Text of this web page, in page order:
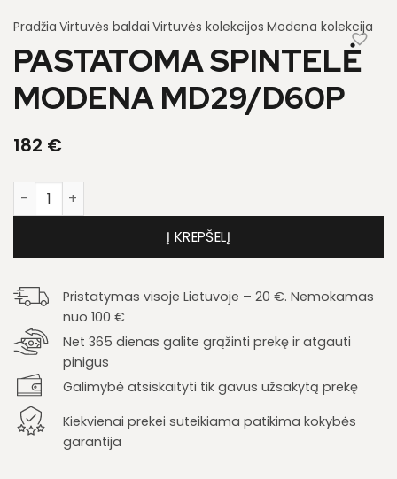
Pradžia Virtuvės baldai Virtuvės kolekcijos Modena kolekcija
PASTATOMA SPINTELĖ
MODENA MD29/D60P
182 €
produkto kiekis: Pastatoma spintelė Modena MD29/D60P
Į KREPŠELĮ
Pristatymas visoje Lietuvoje – 20 €. Nemokamas
nuo 100 €
Net 365 dienas galite grąžinti prekę ir atgauti
pinigus
Galimybė atsiskaityti tik gavus užsakytą prekę
Kiekvienai prekei suteikiama patikima kokybės
garantija